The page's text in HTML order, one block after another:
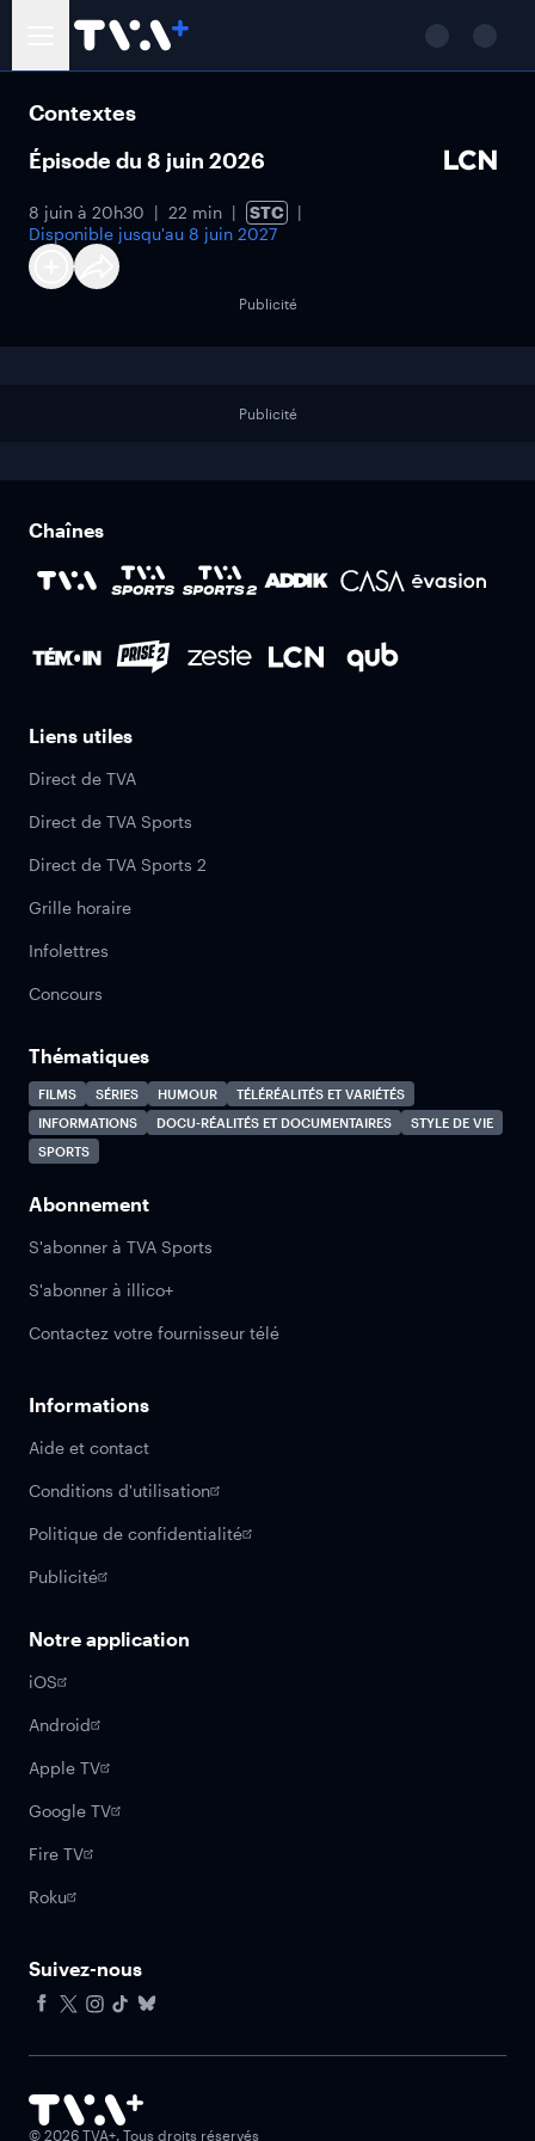
Contextes
Épisode du 8 juin 2026
8 juin à 20h30 22 min
STC
Disponible jusqu'au 8 juin 2027
Publicité
Publicité
Chaînes
Liens utiles
Direct de TVA
Direct de TVA Sports
Direct de TVA Sports 2
Grille horaire
Infolettres
Concours
Thématiques
FILMS SÉRIES HUMOUR
TÉLÉRÉALITÉS ET VARIÉTÉS
INFORMATIONS
DOCU-RÉALITÉS ET DOCUMENTAIRES
STYLE DE VIE
SPORTS
Abonnement
S'abonner à TVA Sports
S'abonner à illico+
Contactez votre fournisseur télé
Informations
Aide et contact
Conditions d'utilisation
Politique de confidentialité
Publicité
Notre application
iOS
Android
Apple TV
Google TV
Fire TV
Roku
Suivez-nous
© 2026 TVA+. Tous droits réservés